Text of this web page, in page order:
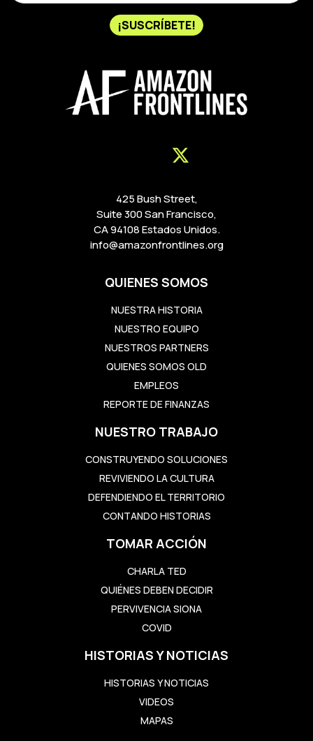
¡SUSCRÍBETE!
425 Bush Street,
Suite 300 San Francisco,
CA 94108 Estados Unidos.
info@amazonfrontlines.org
QUIENES SOMOS
NUESTRA HISTORIA
NUESTRO EQUIPO
NUESTROS PARTNERS
QUIENES SOMOS OLD
EMPLEOS
REPORTE DE FINANZAS
NUESTRO TRABAJO
CONSTRUYENDO SOLUCIONES
REVIVIENDO LA CULTURA
DEFENDIENDO EL TERRITORIO
CONTANDO HISTORIAS
TOMAR ACCIÓN
CHARLA TED
QUIÉNES DEBEN DECIDIR
PERVIVENCIA SIONA
COVID
HISTORIAS Y NOTICIAS
HISTORIAS Y NOTICIAS
VIDEOS
MAPAS